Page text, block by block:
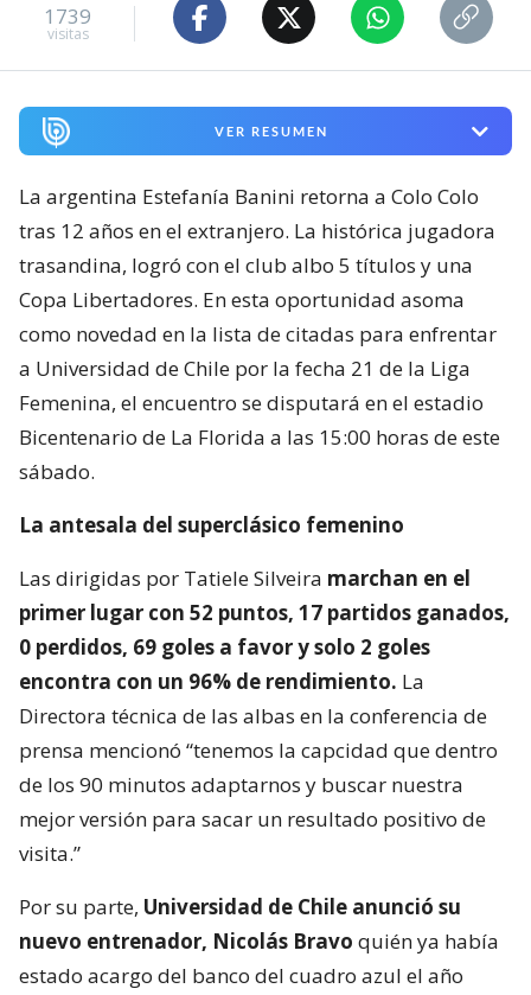
1739
visitas
VER RESUMEN
La argentina Estefanía Banini retorna a Colo Colo
tras 12 años en el extranjero. La histórica jugadora
trasandina, logró con el club albo 5 títulos y una
Copa Libertadores. En esta oportunidad asoma
como novedad en la lista de citadas para enfrentar
a Universidad de Chile por la fecha 21 de la Liga
Femenina, el encuentro se disputará en el estadio
Bicentenario de La Florida a las 15:00 horas de este
sábado.
La antesala del superclásico femenino
Las dirigidas por Tatiele Silveira marchan en el
primer lugar con 52 puntos, 17 partidos ganados,
0 perdidos, 69 goles a favor y solo 2 goles
encontra con un 96% de rendimiento. La
Directora técnica de las albas en la conferencia de
prensa mencionó “tenemos la capcidad que dentro
de los 90 minutos adaptarnos y buscar nuestra
mejor versión para sacar un resultado positivo de
visita.”
Por su parte, Universidad de Chile anunció su
nuevo entrenador, Nicolás Bravo quién ya había
estado acargo del banco del cuadro azul el año